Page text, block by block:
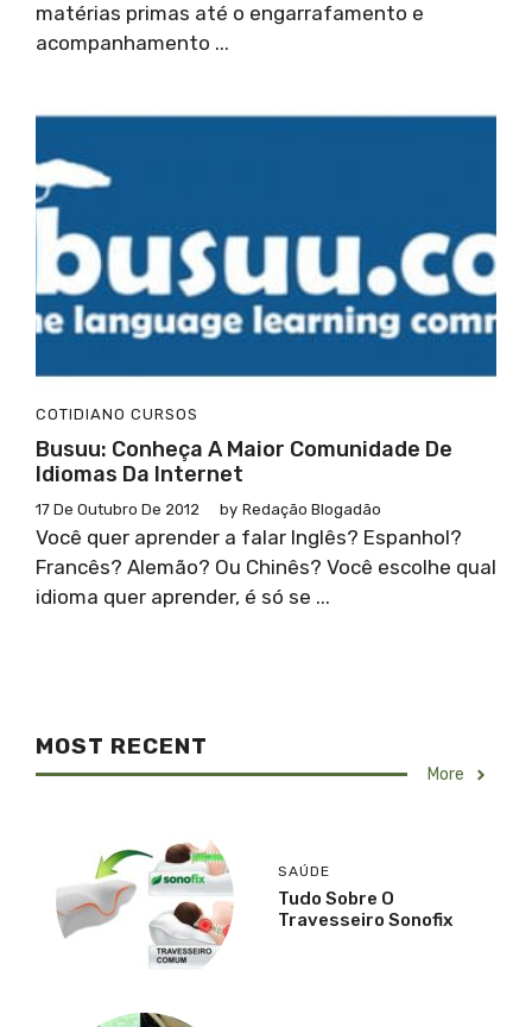
matérias primas até o engarrafamento e
acompanhamento ...
COTIDIANO CURSOS
Busuu: Conheça A Maior Comunidade De
Idiomas Da Internet
17 De Outubro De 2012 by Redação Blogadão
Você quer aprender a falar Inglês? Espanhol?
Francês? Alemão? Ou Chinês? Você escolhe qual
idioma quer aprender, é só se ...
MOST RECENT
More
SAÚDE
Tudo Sobre O
Travesseiro Sonofix